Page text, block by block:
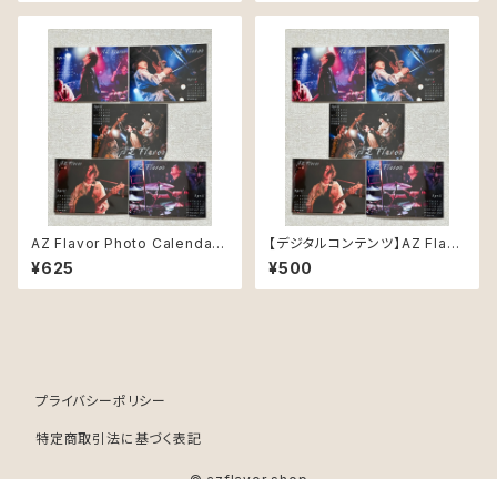
AZ Flavor Photo Calendar
４月 version
¥625
【デジタルコンテンツ】AZ Flavo
r Photo Calendar
¥500
プライバシーポリシー
特定商取引法に基づく表記